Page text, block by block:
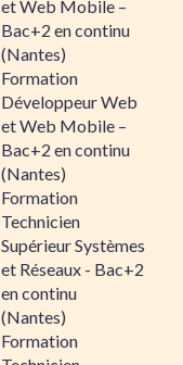
et Web Mobile –
Bac+2 en continu
(Nantes)
Formation
Développeur Web
et Web Mobile –
Bac+2 en continu
(Nantes)
Formation
Technicien
Supérieur Systèmes
et Réseaux - Bac+2
en continu
(Nantes)
Formation